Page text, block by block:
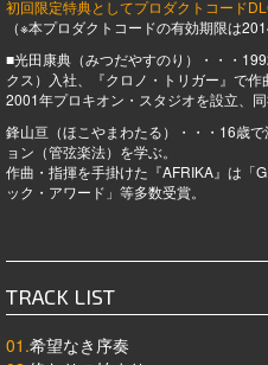
初回限定特典としてプロダクトコード
（※本プロダクトコードの有効期限は
■光田康典（みつだやすのり）・・・
クス）入社、『クロノ・トリガー』で作
2001年プロキオン・スタジオを設立、同
鋒山亘（ほこやまわたる）・・・16歳
ョン（管弦楽法）を学ぶ。
作曲・指揮を手掛けた『AFRIKA』は「
ック・アワード」等多数受賞。
TRACK LIST
01.希望なき序奏